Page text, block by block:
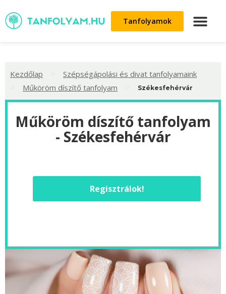
Tanfolyamok
Kezdőlap Szépségápolási és divat tanfolyamaink
Műköröm díszítő tanfolyam Székesfehérvár
Műköröm díszítő tanfolyam
- Székesfehérvár
Regisztrálok!